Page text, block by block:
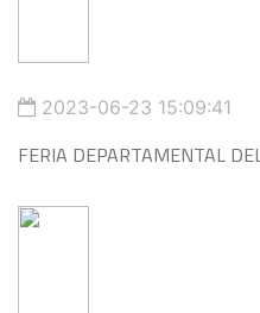
2023-06-23 15:09:41
FERIA DEPARTAMENTAL